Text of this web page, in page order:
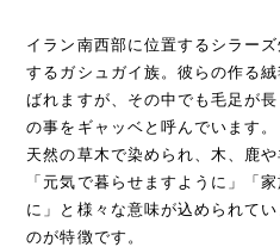
イラン南西部に位置するシラー
するガシュガイ族。彼らの作る
ばれますが、その中でも毛足が
の事をギャッベと呼んでいます。
天然の草木で染められ、木、鹿
「元気で暮らせますように」「
に」と様々な意味が込められて
のが特徴です。